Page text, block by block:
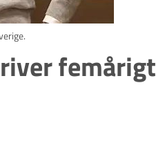
femårigt